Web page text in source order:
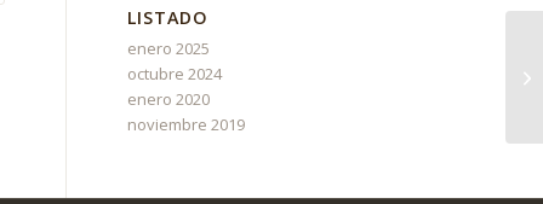
LISTADO
enero 2025
octubre 2024
enero 2020
noviembre 2019